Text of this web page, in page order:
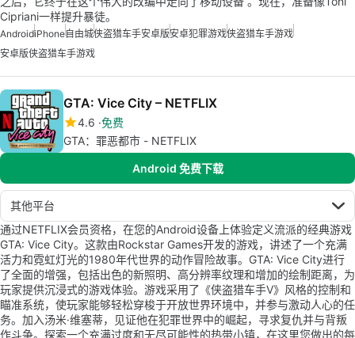
Cipriani一样提升暴徒。
AndroidiPhone自由城侠盗猎车手安卓版安卓犯罪游戏侠盗猎车手游戏
安卓版侠盗猎车手游戏
GTA: Vice City – NETFLIX
4.6 免费
GTA：罪恶都市 - NETFLIX
Android 免费下载
其他平台
通过NETFLIX会员资格，在您的Android设备上体验定义流派的经典游戏
GTA: Vice City。这款由Rockstar Games开发的游戏，讲述了一个充满
活力和霓虹灯光的1980年代世界的动作冒险故事。GTA: Vice City进行
了全面的增强，包括出色的新照明、高分辨率纹理和增加的绘制距离，为
玩家提供沉浸式的游戏体验。游戏采用了《侠盗猎车手V》风格的控制和
瞄准系统，使玩家能够轻松穿梭于开放世界环境中，并参与激动人心的任
务。加入汤米·维塞蒂，见证他在犯罪世界中的崛起，寻求复仇并与背叛
作斗争。探索一个充满过度和无尽可能性的热带小镇，在这里您做出的每